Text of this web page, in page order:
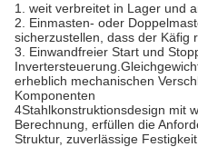
1. weit verbreitet in Lager und
2. Einmasten- oder
sicherzustellen, dass der Käfig
3. Einwandfreier Start und
Invertersteuerung.
erheblich mechanischen
Komponenten
4Stahlkonstruktionsdesign mit
Berechnung, erfüllen die
Struktur, zuverlässige